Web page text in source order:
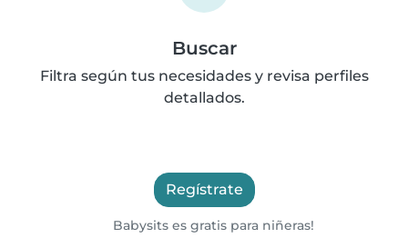
Buscar
Filtra según tus necesidades y revisa perfiles
detallados.
Regístrate
Babysits es gratis para niñeras!